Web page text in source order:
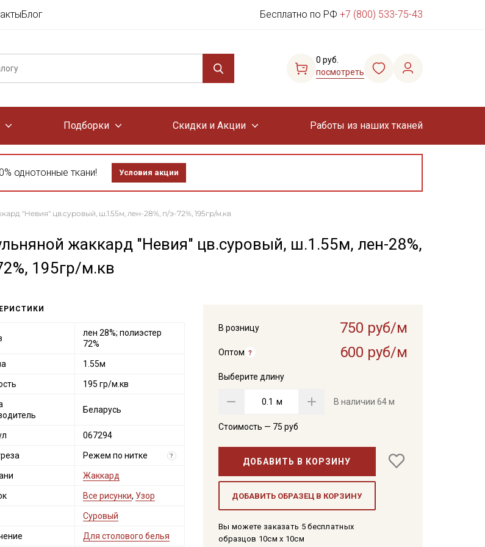
Блог Бесплатно по РФ +7 (800) 533-75-43
0 руб.
посмотреть
Подборки Скидки и Акции Работы из наших тканей
однотонные ткани! Условия акции
"Невия" цв.суровый, ш.1.55м, лен-28%, п/э-72%, 195гр/м.кв
жаккард "Невия" цв.суровый, ш.1.55м, лен-28%,
195гр/м.кв
В розницу 750 руб/м
Оптом 600 руб/м
Выберите длину
м В наличии 64 м
Стоимость — 75 руб
ДОБАВИТЬ В КОРЗИНУ
ДОБАВИТЬ ОБРАЗЕЦ В КОРЗИНУ
Вы можете заказать 5 бесплатных
образцов 10см x 10см
лен 28%; полиэстер
72%
1.55м
195 гр/м.кв
Беларусь
067294
Режем по нитке ?
Жаккард
Все рисунки, Узор
Суровый
Для столового белья